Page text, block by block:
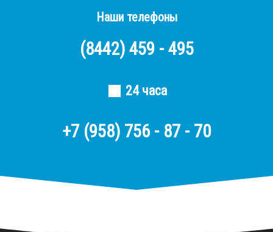
Наши телефоны
(8442) 459 - 495
24 часа
+7 (958) 756 - 87 - 70